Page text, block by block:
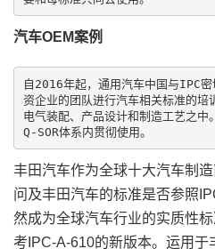
汽车OEM案例
自2016年起，通用汽车中国与IPC
资企业的团队进行汽车相关标准的
电气装配、产品设计和制造工艺之中
丰田汽车作为全球十大汽车制
问及丰田汽车的标准是否参照
然成为全球汽车行业的实质性
考IPC-A-610的新版本。运用于